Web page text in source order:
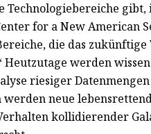
Technologiebereiche
for a New American
die das
werden
riesiger
neue
kollidierender